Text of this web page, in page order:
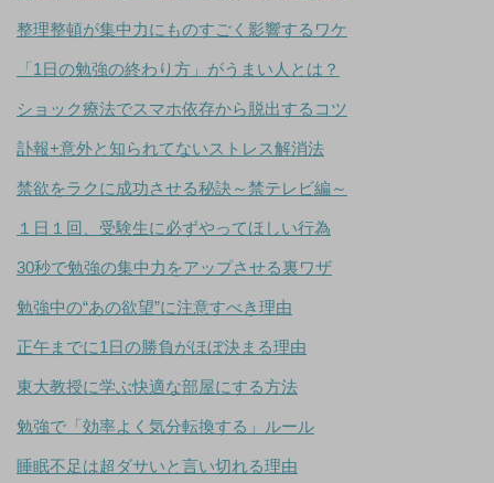
整理整頓が集中力にものすごく影響するワケ
「1日の勉強の終わり方」がうまい人とは？
ショック療法でスマホ依存から脱出するコツ
訃報+意外と知られてないストレス解消法
禁欲をラクに成功させる秘訣～禁テレビ編～
１日１回、受験生に必ずやってほしい行為
30秒で勉強の集中力をアップさせる裏ワザ
勉強中の“あの欲望”に注意すべき理由
正午までに1日の勝負がほぼ決まる理由
東大教授に学ぶ快適な部屋にする方法
勉強で「効率よく気分転換する」ルール
睡眠不足は超ダサいと言い切れる理由